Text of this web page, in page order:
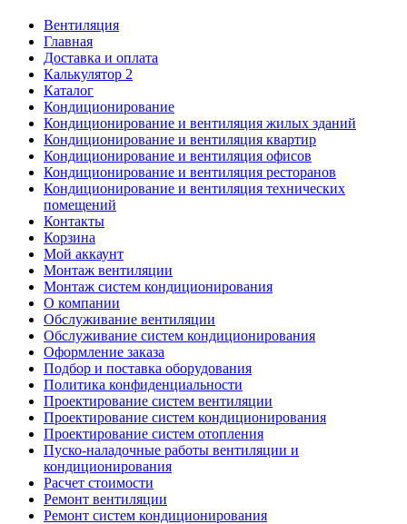
Вентиляция
Главная
Доставка и оплата
Калькулятор 2
Каталог
Кондиционирование
Кондиционирование и вентиляция жилых зданий
Кондиционирование и вентиляция квартир
Кондиционирование и вентиляция офисов
Кондиционирование и вентиляция ресторанов
Кондиционирование и вентиляция технических
помещений
Контакты
Корзина
Мой аккаунт
Монтаж вентиляции
Монтаж систем кондиционирования
О компании
Обслуживание вентиляции
Обслуживание систем кондиционирования
Оформление заказа
Подбор и поставка оборудования
Политика конфиденциальности
Проектирование систем вентиляции
Проектирование систем кондиционирования
Проектирование систем отопления
Пуско-наладочные работы вентиляции и
кондиционирования
Расчет стоимости
Ремонт вентиляции
Ремонт систем кондиционирования